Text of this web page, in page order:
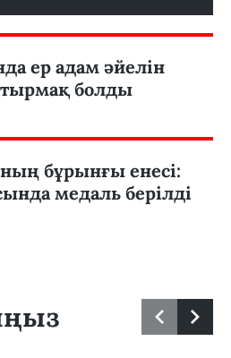
ер адам әйелін
болды
бұрынғы енесі:
медаль берілді